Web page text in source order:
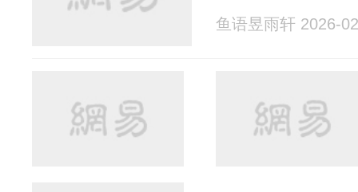
鱼语昱雨轩 2026-